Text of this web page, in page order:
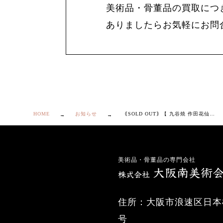
美術品・骨董品の買取に
ありましたらお気軽にお
HOME お知らせ
美術品・骨董品の専門会社
住所：大阪市浪速区日
号